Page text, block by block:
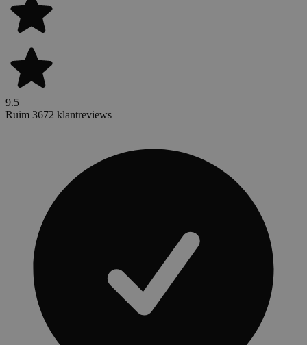
9.5
Ruim 3672 klantreviews